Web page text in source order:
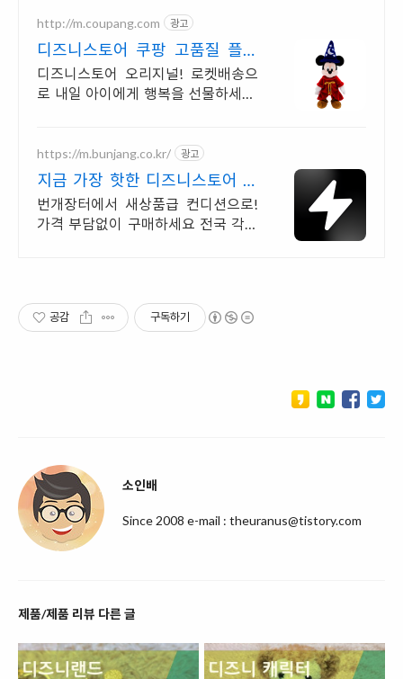
http://m.coupang.com 광고
디즈니스토어 쿠팡 고품질 플러
시 인형
디즈니스토어 오리지널! 로켓배송으
로 내일 아이에게 행복을 선물하세요.
https://m.bunjang.co.kr/ 광고
지금 가장 핫한 디즈니스토어 국
내 최대 브랜드 중고거래
번개장터에서 새상품급 컨디션으로!
가격 부담없이 구매하세요 전국 각지
공감 구독하기
소인배
Since 2008 e-mail : theuranus@tistory.com
제품/제품 리뷰 다른 글